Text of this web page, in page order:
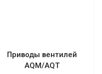
Приводы вентилей
AQM/AQT